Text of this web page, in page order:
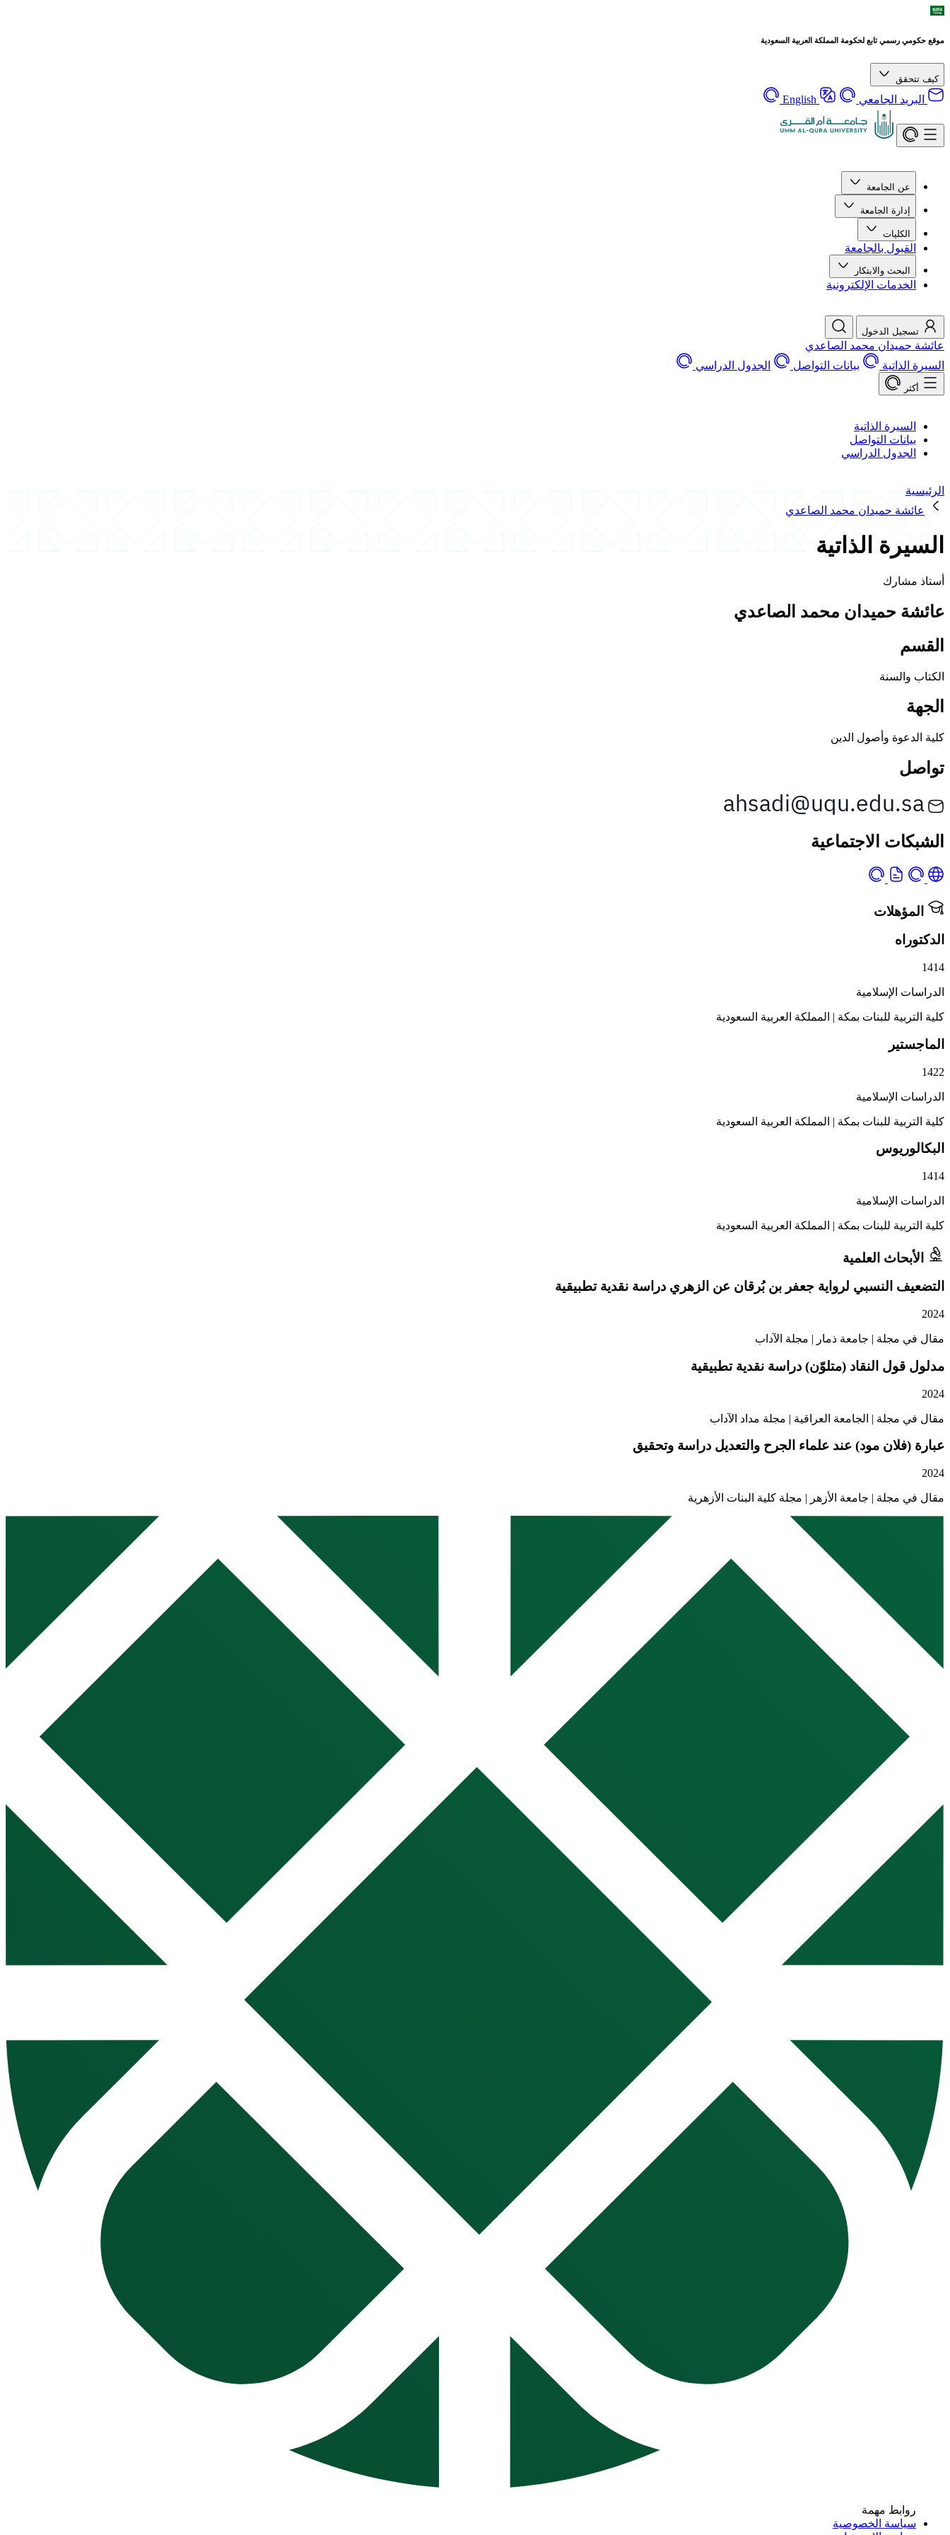
موقع حكومي رسمي تابع لحكومة المملكة العربية السعودية
كيف تتحقق
البريد الجامعي English
عن الجامعة
إدارة الجامعة
الكليات
القبول بالجامعة
البحث والابتكار
الخدمات الإلكترونية
تسجيل الدخول
عائشة حميدان محمد الصاعدي
السيرة الذاتية
بيانات التواصل الجدول الدراسي
أكثر
السيرة الذاتية
بيانات التواصل
الجدول الدراسي
الرئيسية
عائشة حميدان محمد الصاعدي
السيرة الذاتية
أستاذ مشارك
عائشة حميدان محمد الصاعدي
القسم
الكتاب والسنة
الجهة
كلية الدعوة وأصول الدين
تواصل
الشبكات الاجتماعية
المؤهلات
الدكتوراه
1414
الدراسات الإسلامية
كلية التربية للبنات بمكة | المملكة العربية السعودية
الماجستير
1422
الدراسات الإسلامية
كلية التربية للبنات بمكة | المملكة العربية السعودية
البكالوريوس
1414
الدراسات الإسلامية
كلية التربية للبنات بمكة | المملكة العربية السعودية
الأبحاث العلمية
التضعيف النسبي لرواية جعفر بن بُرقان عن الزهري دراسة نقدية تطبيقية
2024
مقال في مجلة | جامعة ذمار | مجلة الآداب
مدلول قول النقاد (متلوّن) دراسة نقدية تطبيقية
2024
مقال في مجلة | الجامعة العراقية | مجلة مداد الآداب
عبارة (فلان مود) عند علماء الجرح والتعديل دراسة وتحقيق
2024
مقال في مجلة | جامعة الأزهر | مجلة كلية البنات الأزهرية
روابط مهمة
سياسة الخصوصية